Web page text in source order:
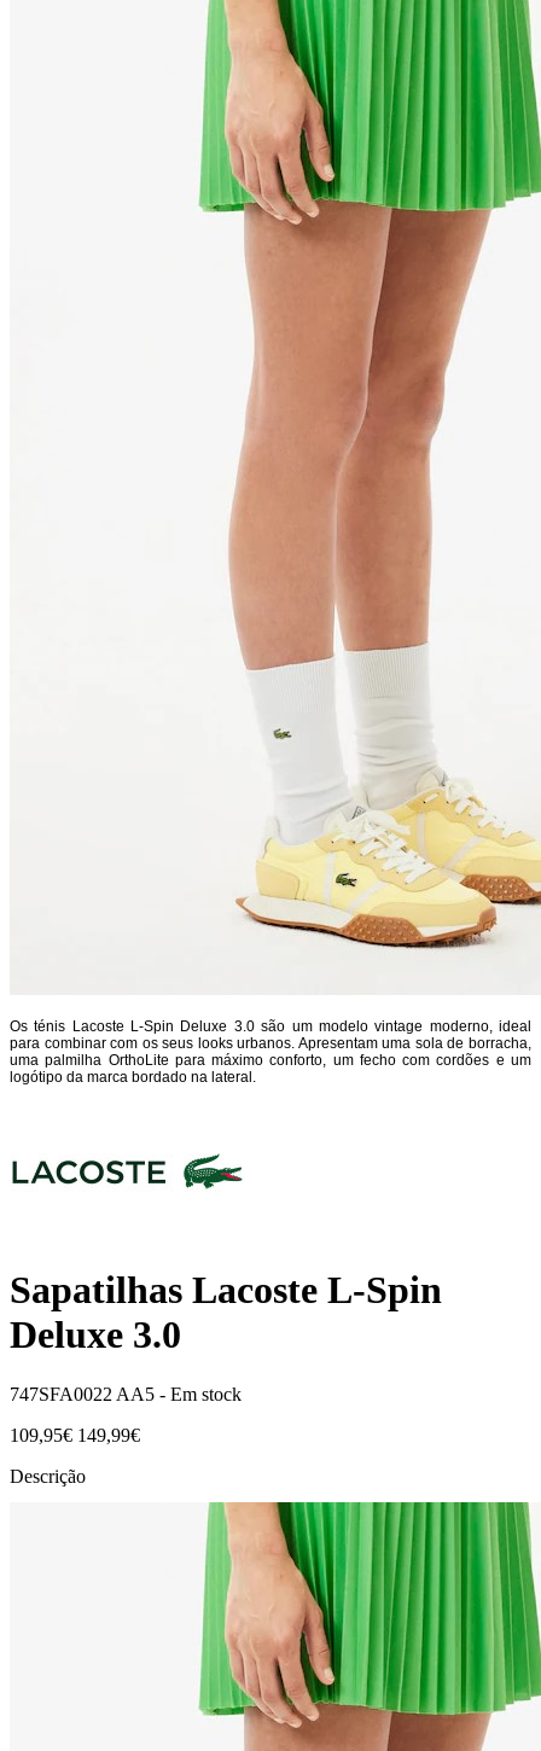
Os ténis Lacoste L-Spin Deluxe 3.0 são um modelo vintage moderno, ideal
para combinar com os seus looks urbanos. Apresentam uma sola de borracha,
uma palmilha OrthoLite para máximo conforto, um fecho com cordões e um
logótipo da marca bordado na lateral.
Sapatilhas Lacoste L-Spin
Deluxe 3.0
747SFA0022 AA5 - Em stock
109,95€ 149,99€
Descrição